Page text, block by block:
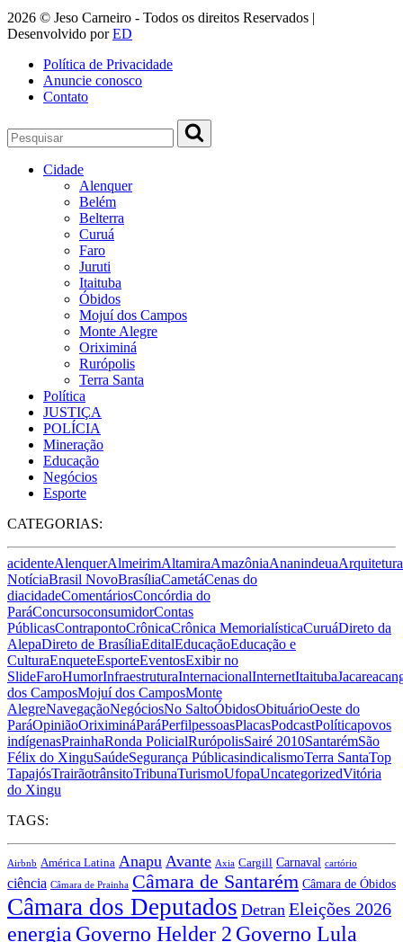
2026 © Jeso Carneiro - Todos os direitos Reservados |
Desenvolvido porED
Política de Privacidade
Anuncie conosco
Contato
Cidade
Alenquer
Belém
Belterra
Curuá
Faro
Juruti
Itaituba
Óbidos
Mojuí dos Campos
Monte Alegre
Oriximiná
Rurópolis
Terra Santa
Política
JUSTIÇA
POLÍCIA
Mineração
Educação
Negócios
Esporte
CATEGORIAS:
acidenteAlenquerAlmeirimAltamiraAmazôniaAnanindeuaArquitetura
NotíciaBrasil NovoBrasíliaCametáCenas do
diacidadeComentáriosConcórdia do
ParáConcursoconsumidorContas
PúblicasContrapontoCrônicaCrônica MemorialísticaCuruáDireto da
AlepaDireto de BrasíliaEditalEducaçãoEducação e
CulturaEnqueteEsporteEventosExibir no
SlideFaroHumorInfraestruturaInternacionalInternetItaituba
dos CamposMojuí dos CamposMonte
AlegreNavegaçãoNegóciosNo SaltoÓbidosObituárioOeste do
ParáOpiniãoOriximináParáPerfilpessoasPlacasPodcastPolíticapovos
indígenasPrainhaRonda PolicialRurópolisSairé 2010SantarémSão
Félix do XinguSaúdeSegurança PúblicasindicalismoTerra SantaTop
TapajósTrairãotrânsitoTribunaTurismoUfopaUncategorizedVitória
do Xingu
TAGS:
Airbnb América Latina Anapu Avante Axia Cargill Carnaval cartório
ciência Câmara de Prainha Câmara de Santarém Câmara de Óbidos
Câmara dos Deputados Detran Eleições 2026
energia Governo Helder 2 Governo Lula